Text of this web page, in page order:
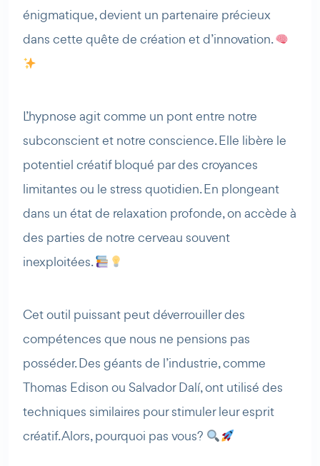
énigmatique, devient un partenaire précieux
dans cette quête de création et d’innovation.
L’hypnose agit comme un pont entre notre
subconscient et notre conscience. Elle libère le
potentiel créatif bloqué par des croyances
limitantes ou le stress quotidien. En plongeant
dans un état de relaxation profonde, on accède à
des parties de notre cerveau souvent
inexploitées.
Cet outil puissant peut déverrouiller des
compétences que nous ne pensions pas
posséder. Des géants de l’industrie, comme
Thomas Edison ou Salvador Dalí, ont utilisé des
techniques similaires pour stimuler leur esprit
créatif. Alors, pourquoi pas vous?